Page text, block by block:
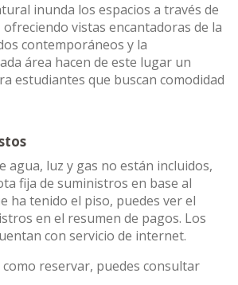
inunda los espacios a través de
vistas encantadoras de la
contemporáneos y la
área hacen de este lugar un
estudiantes que buscan comodidad
agua, luz y gas no están incluidos,
fija de suministros en base al
ha tenido el piso, puedes ver el
en el resumen de pagos. Los
con servicio de internet.
como reservar, puedes consultar